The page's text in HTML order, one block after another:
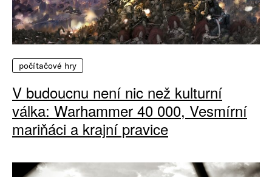
počítačové hry
V budoucnu není nic než kulturní
válka: Warhammer 40 000, Vesmírní
mariňáci a krajní pravice